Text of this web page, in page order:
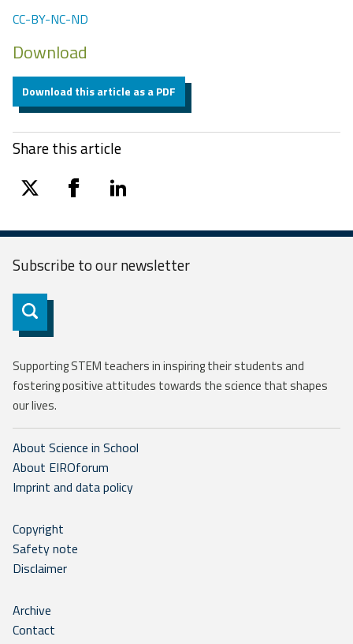
CC-BY-NC-ND
Download
Download this article as a PDF
Share this article
twitter facebooklinkedin
Subscribe to ournewsletter
Subscribe
Supporting STEM teachers in inspiring their students and
fostering positive attitudes towards the science that shapes
our lives.
About Science in School
About EIROforum
Imprint and data policy
Copyright
Safety note
Disclaimer
Archive
Contact